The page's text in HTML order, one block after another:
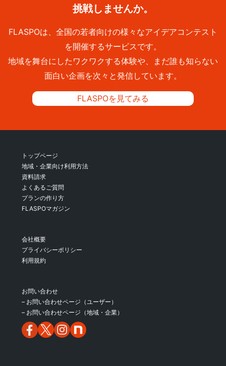
挑戦しませんか。
FLASPOは、全国の若者向けの様々なアイデアコンテスト
を開催するサービスです。
地域を舞台にしたワクワクする体験や、まだ誰も知らない
面白い企画を次々と発信しています。
FLASPOを見てみる
トップページ
地域・企業向け利用方法
資料請求
よくあるご質問
プランの作り方
FLASPOマガジン
会社概要
プライバシーポリシー
利用規約
お問い合わせ
– お問い合わせページ（ユーザー）
– お問い合わせページ（地域・企業）